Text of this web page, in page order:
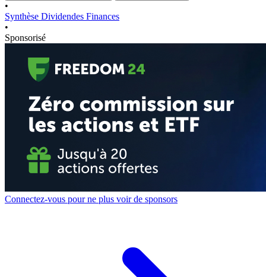
•
Synthèse Dividendes Finances
•
Sponsorisé
Connectez-vous pour ne plus voir de sponsors